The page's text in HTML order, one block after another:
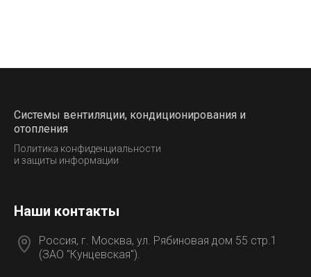
Системы вентиляции, кондиционирования и
отопления
Политика конфиденциальности
и защиты информации
Наши контакты
Россия, г. Москва, ул. Рябиновая дом 55 стр.1
(ЗАО "Кунцевская").